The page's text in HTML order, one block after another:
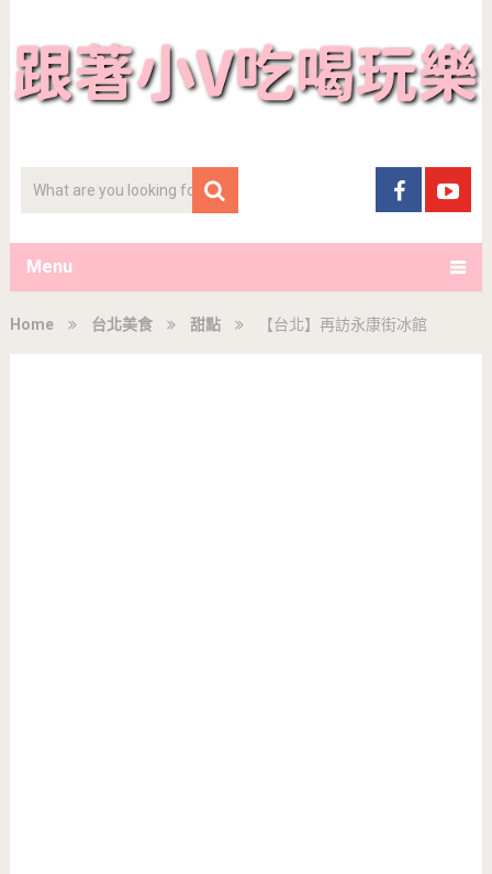
Menu
Home 台北美食 甜點 【台北】再訪永康街冰館